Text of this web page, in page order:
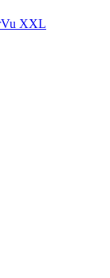
XXL